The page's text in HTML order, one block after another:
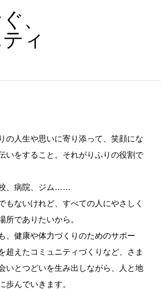
、
ィ
の人生や思いに寄り添って、笑顔にな
いをすること。それがりふりの役割で
、病院、ジム……
もないけれど、すべての人にやさしく
所でありたいから。
、健康や体力づくりのためのサポー
超えたコミュニティづくりなど、さま
いとつどいを生み出しながら、人と地
歩んでいきます。